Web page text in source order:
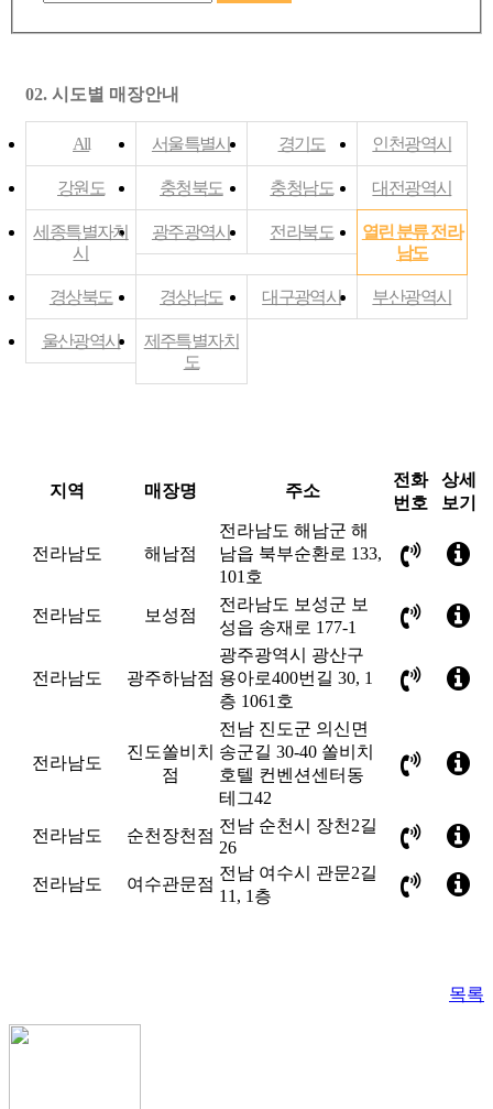
02. 시도별 매장안내
All 서울특별시 경기도 인천광역시
강원도 충청북도 충청남도 대전광역시
세종특별자치
시
광주광역시 전라북도 열린 분류전라
남도
경상북도 경상남도 대구광역시 부산광역시
울산광역시
제주특별자치
도
지역 매장명 주소
전화
번호
상세
보기
전라남도 해남점
전라남도 해남군 해
남읍 북부순환로 133,
101호
전라남도 보성점
전라남도 보성군 보
성읍 송재로 177-1
전라남도 광주하남점
광주광역시 광산구
용아로400번길 30, 1
층 1061호
전라남도
진도쏠비치
점
전남 진도군 의신면
송군길 30-40 쏠비치
호텔 컨벤션센터동
테그42
전라남도
순천장천점
전남 순천시 장천2길
26
전라남도
여수관문점
전남 여수시 관문2길
11, 1층
목록